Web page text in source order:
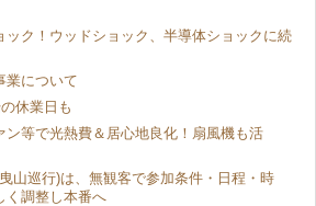
ック！ウッドショック、半導体ショックに続
業について
休業日も
ン等で光熱費＆居心地良化！扇風機も活
山巡行)は、無観客で参加条件・日程・時
く調整し本番へ